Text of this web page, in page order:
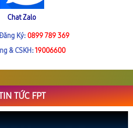
Chat Zalo
Ký: 0899 789 369
& CSKH:19006600
TỨC FPT